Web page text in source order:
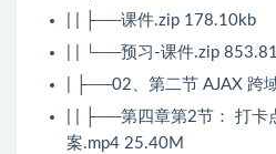
| | ├──课件.zip 178.10kb
| | └──预习-课件.zip
| ├──02、第二节 AJAX 跨
| | ├──第四章第2节： 打卡
案.mp4 25.40M